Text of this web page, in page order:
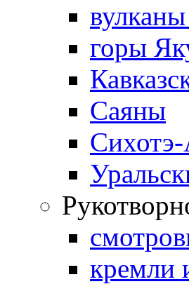
горы
Саяны
кремли